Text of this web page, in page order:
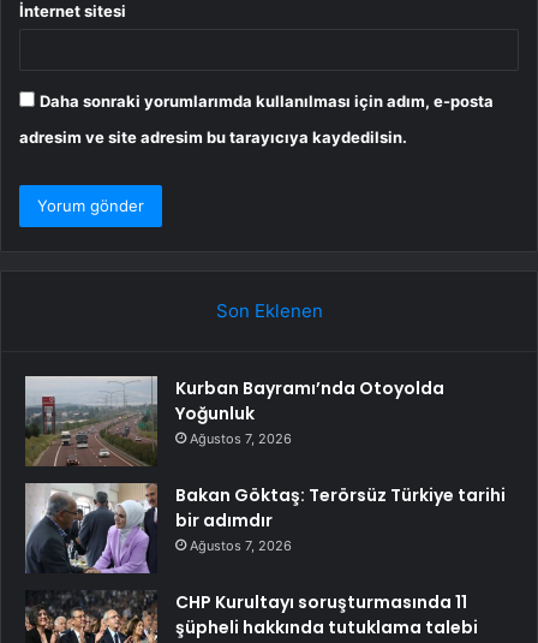
İnternet sitesi
Daha sonraki yorumlarımda kullanılması için adım, e-posta
adresim ve site adresim bu tarayıcıya kaydedilsin.
Son Eklenen
Kurban Bayramı’nda Otoyolda
Yoğunluk
Ağustos 7, 2026
Bakan Göktaş: Terörsüz Türkiye tarihi
bir adımdır
Ağustos 7, 2026
CHP Kurultayı soruşturmasında 11
şüpheli hakkında tutuklama talebi